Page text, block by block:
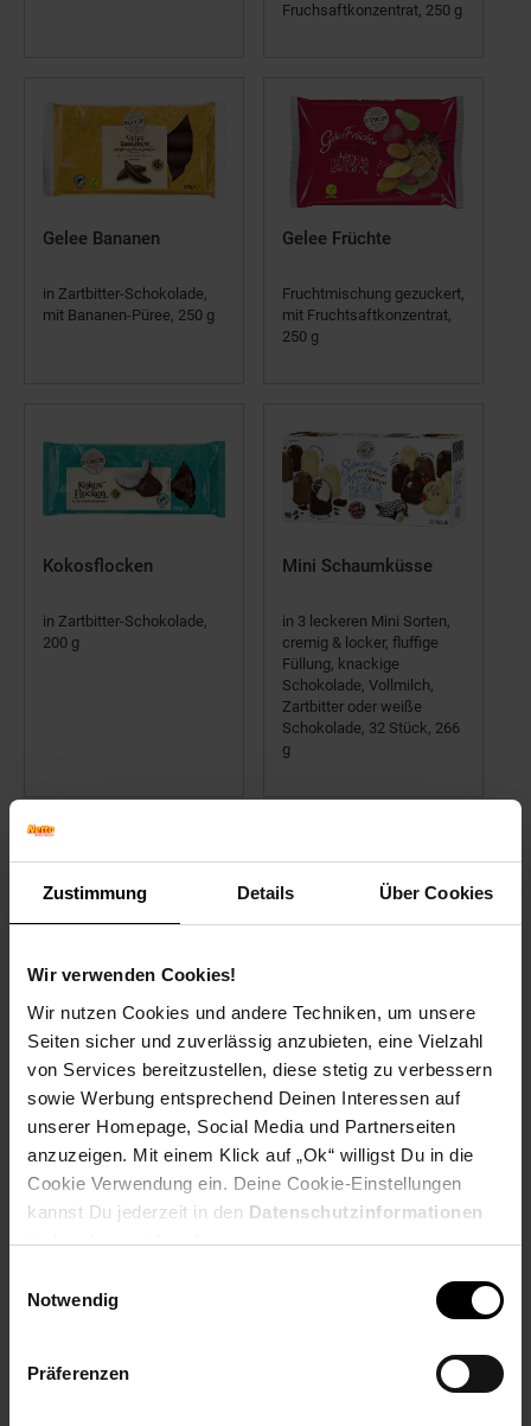
Zustimmung Details Über Cookies
Wir verwenden Cookies!
Wir nutzen Cookies und andere Techniken, um unsere
Seiten sicher und zuverlässig anzubieten, eine Vielzahl
von Services bereitzustellen, diese stetig zu verbessern
sowie Werbung entsprechend Deinen Interessen auf
unserer Homepage, Social Media und Partnerseiten
anzuzeigen. Mit einem Klick auf „Ok“ willigst Du in die
Cookie Verwendung ein. Deine Cookie-Einstellungen
kannst Du jederzeit in den Datenschutzinformationen
ändern bzw. widerrufen.
Notwendig
Präferenzen
Fruchsaftkonzentrat, 250 g
Gelee Bananen
in Zartbitter-Schokolade,
mit Bananen-Püree, 250 g
Gelee Früchte
Fruchtmischung gezuckert,
mit Fruchtsaftkonzentrat,
250 g
Kokosflocken
in Zartbitter-Schokolade,
200 g
Mini Schaumküsse
in 3 leckeren Mini Sorten,
cremig & locker, fluffige
Füllung, knackige
Schokolade, Vollmilch,
Zartbitter oder weiße
Schokolade, 32 Stück, 266
g
Gelee Orangetten
in 20% Zartbitter-
Mago-Maracuja, 150 g